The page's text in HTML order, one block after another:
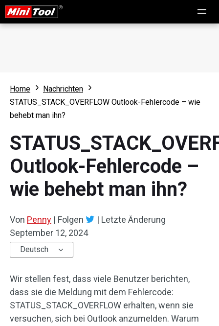
Home
Nachrichten
STATUS_STACK_OVERFLOW Outlook-Fehlercode – wie
behebt man ihn?
Outlook-Fehlercode –
wie behebt man ihn?
Von Penny | Folgen | Letzte Änderung
September 12, 2024
Deutsch
Wir stellen fest, dass viele Benutzer berichten,
dass sie die Meldung mit dem Fehlercode:
STATUS_STACK_OVERFLOW erhalten, wenn sie
versuchen, sich bei Outlook anzumelden. Warum